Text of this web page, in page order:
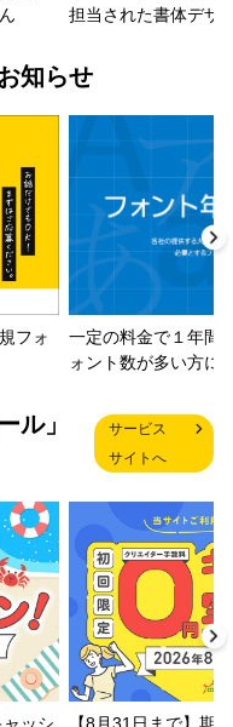
担当された書体デザ
知らせ
フォ
一定の料金で１年間
ォント数が多い方に
ル」
サービス
サイトへ